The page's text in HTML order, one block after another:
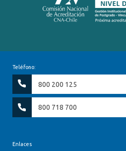
Teléfono:
800 200 125
800 718 700
Enlaces